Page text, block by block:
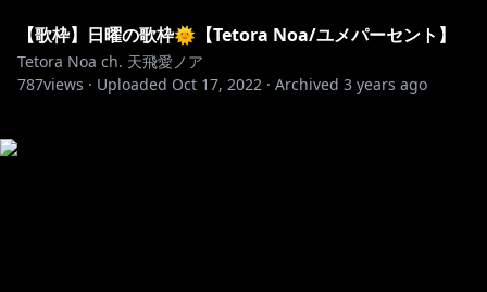
【歌枠】日曜の歌枠🌞【Tetora Noa/ユメパーセント】
Tetora Noa ch. 天飛愛ノア
787views · Uploaded Oct 17, 2022 · Archived 3 years ago